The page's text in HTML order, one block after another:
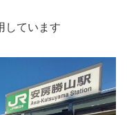
しています